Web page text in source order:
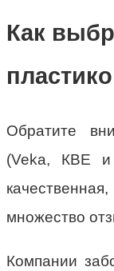
Как
Обратите
(Veka, КВЕ и
множество
Компании